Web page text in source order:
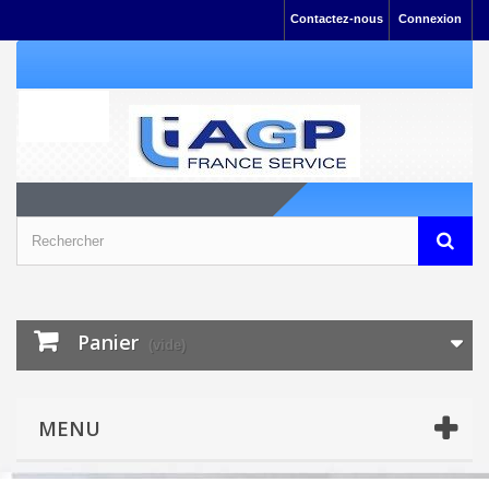
Connexion
Contactez-nous
Panier (vide)
MENU